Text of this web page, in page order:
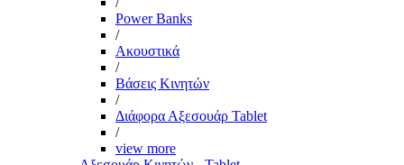
Power Banks
/
Ακουστικά
/
Βάσεις Κινητών
/
Διάφορα Αξεσουάρ Tablet
/
view more